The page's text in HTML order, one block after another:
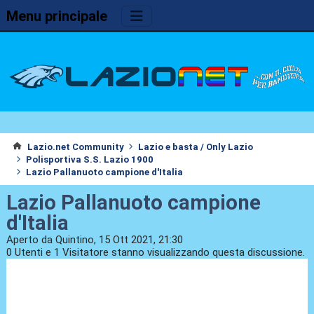
Menu principale
Lazio.net Community
Lazio e basta / Only Lazio
Polisportiva S.S. Lazio 1900
Lazio Pallanuoto campione d'Italia
Lazio Pallanuoto campione
d'Italia
Aperto da Quintino, 15 Ott 2021, 21:30
0 Utenti e 1 Visitatore stanno visualizzando questa discussione.